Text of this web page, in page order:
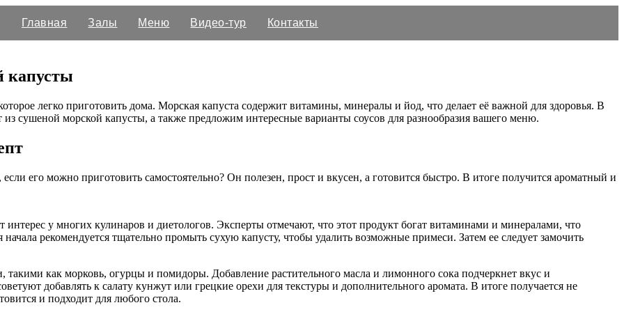
Главная Залы Меню Видео-тур Контакты
капусты
легко приготовить дома. Морская капуста содержит витамины, минералы и йод, что делает её важной для здоровья. В
из сушеной морской капусты, а также предложим интересные варианты соусов для разнообразия вашего меню.
если его можно приготовить самостоятельно? Он полезен, прост и вкусен, а готовится быстро. В итоге получится ароматный и
интерес у многих кулинаров и диетологов. Эксперты отмечают, что этот продукт богат витаминами и минералами, что
рекомендуется тщательно промыть сухую капусту, чтобы удалить возможные примеси. Затем ее следует замочить
как морковь, огурцы и помидоры. Добавление растительного масла и лимонного сока подчеркнет вкус и
добавлять к салату кунжут или грецкие орехи для текстуры и дополнительного аромата. В итоге получается не
и подходит для любого стола.